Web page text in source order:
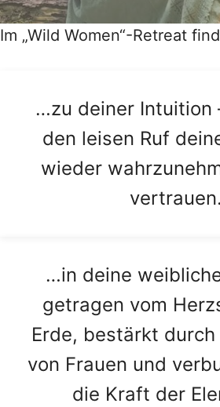
Im „Wild Women“-Retreat
…zu deiner Intuition
den leisen Ruf
wieder
vertrauen.
…in deine
getragen vom
Erde, bestärkt
von Frauen und
die Kraft der